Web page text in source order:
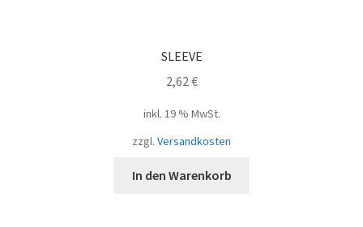
SLEEVE
2,62€
inkl. 19 % MwSt.
zzgl. Versandkosten
In den Warenkorb